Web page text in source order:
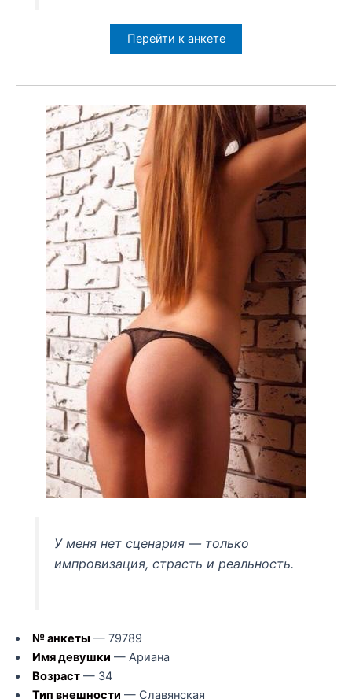
Перейти к анкете
У меня нет сценария — только
импровизация, страсть и реальность.
№ анкеты — 79789
Имя девушки — Ариана
Возраст— 34
Тип внешности — Славянская